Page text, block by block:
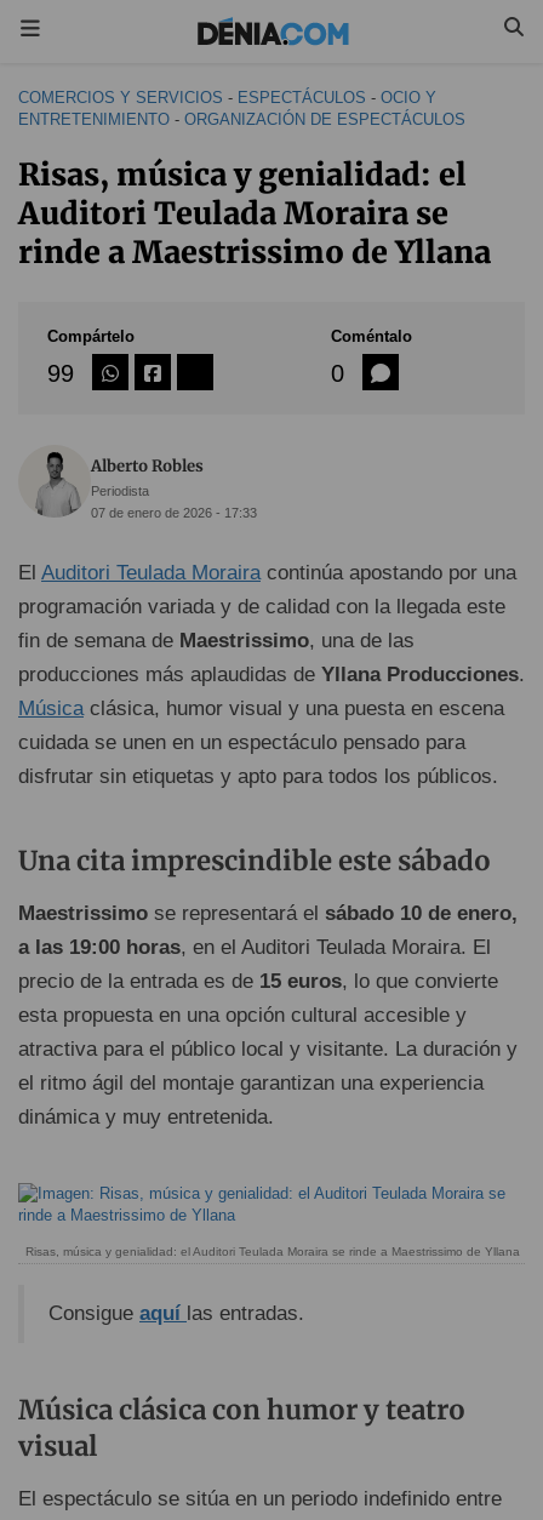
COMERCIOS Y SERVICIOS - ESPECTÁCULOS - OCIO Y
ENTRETENIMIENTO - ORGANIZACIÓN DE ESPECTÁCULOS
Risas, música y genialidad: el
Auditori Teulada Moraira se
rinde a Maestrissimo de Yllana
Compártelo
99
Coméntalo
0
Alberto Robles
Periodista
07 de enero de 2026 - 17:33
El Auditori Teulada Morairacontinúa apostando por una
programación variada y de calidad con la llegada este
fin de semana de Maestrissimo, una de las
producciones más aplaudidas de Yllana Producciones.
Músicaclásica, humor visual y una puesta en escena
cuidada se unen en un espectáculo pensado para
disfrutar sin etiquetas y apto para todos los públicos.
Una cita imprescindible este sábado
Maestrissimo se representará el sábado 10 de enero,
a las 19:00 horas, en el Auditori Teulada Moraira. El
precio de la entrada es de 15 euros, lo que convierte
esta propuesta en una opción cultural accesible y
atractiva para el público local y visitante. La duración y
el ritmo ágil del montaje garantizan una experiencia
dinámica y muy entretenida.
Risas, música y genialidad: el Auditori Teulada Moraira se rinde a Maestrissimo de Yllana
Consigue aquí las entradas.
Música clásica con humor y teatro
visual
El espectáculo se sitúa en un periodo indefinido entre